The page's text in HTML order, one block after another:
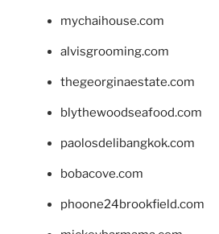
mychaihouse.com
alvisgrooming.com
thegeorginaestate.com
blythewoodseafood.com
paolosdelibangkok.com
bobacove.com
phoone24brookfield.com